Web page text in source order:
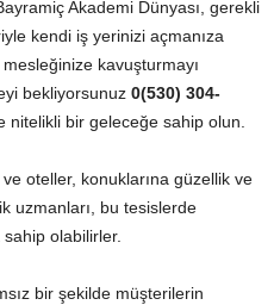
Akademi Dünyası, gerekli
kendi iş yerinizi açmanıza
kavuşturmayı
bekliyorsunuz 0(530) 304-
nitelikli bir geleceğe sahip olun.
oteller, konuklarına güzellik ve
uzmanları, bu tesislerde
sahip olabilirler.
bir şekilde müşterilerin